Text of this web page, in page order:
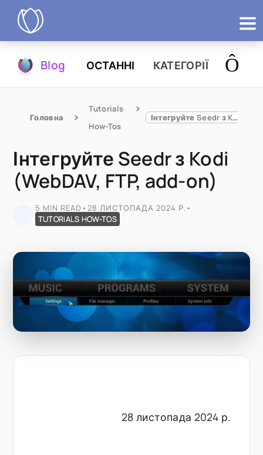
Спробувати
Blog ОСТАННІ КАТЕГОРІЇ
Головна
Tutorials
How-Tos
Інтегруйте Seedr з Kodi (WebDAV, FTP, add-on)
Інтегруйте Seedr з Kodi
(WebDAV, FTP, add-on)
5 MIN READ • 28 ЛИСТОПАДА 2024 Р. •
TUTORIALS HOW-TOS
28 листопада 2024 р.